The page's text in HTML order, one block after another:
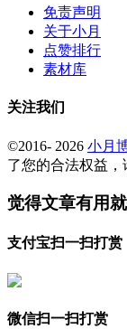
免责声明
关于小月
点赞排行
素材库
关注我们
©2016- 2026 小月
了您的合法权益，
觉得文章有用
支付宝扫一扫打赏
微信扫一扫打赏